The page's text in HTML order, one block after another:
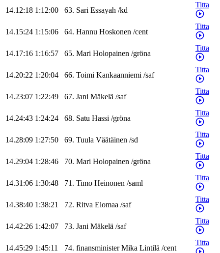
14.12:18 1:12:00 63. Sari Essayah /kd
Titta
14.15:24 1:15:06 64. Hannu Hoskonen /cent
Titta
14.17:16 1:16:57 65. Mari Holopainen /gröna
Titta
14.20:22 1:20:04 66. Toimi Kankaanniemi /saf
Titta
14.23:07 1:22:49 67. Jani Mäkelä /saf
Titta
14.24:43 1:24:24 68. Satu Hassi /gröna
Titta
14.28:09 1:27:50 69. Tuula Väätäinen /sd
Titta
14.29:04 1:28:46 70. Mari Holopainen /gröna
Titta
14.31:06 1:30:48 71. Timo Heinonen /saml
Titta
14.38:40 1:38:21 72. Ritva Elomaa /saf
Titta
14.42:26 1:42:07 73. Jani Mäkelä /saf
Titta
14.45:29 1:45:11 74. finansminister Mika Lintilä /cent
Titta